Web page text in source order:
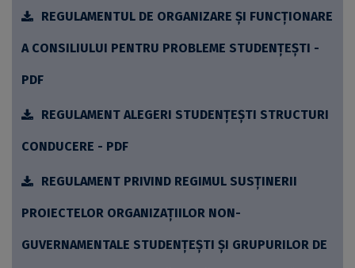
REGULAMENTUL DE ORGANIZARE ȘI FUNCȚIONARE
A CONSILIULUI PENTRU PROBLEME STUDENȚEȘTI -
PDF
REGULAMENT ALEGERI STUDENȚEȘTI STRUCTURI
CONDUCERE - PDF
REGULAMENT PRIVIND REGIMUL SUSȚINERII
PROIECTELOR ORGANIZAȚIILOR NON-
GUVERNAMENTALE STUDENȚEȘTI ȘI GRUPURILOR DE